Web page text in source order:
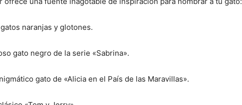
naranjas y glotones.
gato negro de la serie «Sabrina».
gato de «Alicia en el País de las Maravillas».